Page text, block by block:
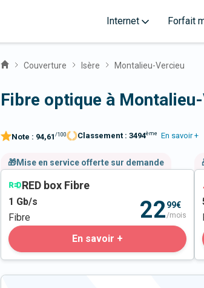
Internet Forfait
Couverture Isère Montalieu-Vercieu
Fibre optique à
Note : 94,61 /100 Classement : 3494ème En savoir +
🎁Mise en service offerte sur demande
RED box Fibre
1 Gb/s
Fibre
2299€
/mois
En savoir +